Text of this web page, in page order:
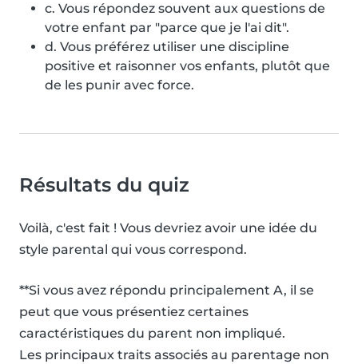
c. Vous répondez souvent aux questions de
votre enfant par "parce que je l'ai dit".
d. Vous préférez utiliser une discipline
positive et raisonner vos enfants, plutôt que
de les punir avec force.
Résultats du quiz
Voilà, c'est fait ! Vous devriez avoir une idée du
style parental qui vous correspond.
**Si vous avez répondu principalement A, il se
peut que vous présentiez certaines
caractéristiques du parent non impliqué.
Les principaux traits associés au parentage non